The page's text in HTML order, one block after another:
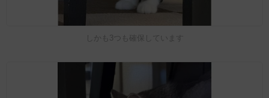
しかも3つも確保しています